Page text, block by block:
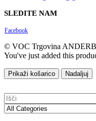
SLEDITE NAM
Facebook
© VOC Trgovina
You've just added this
Prikaži košarico Nadaljuj